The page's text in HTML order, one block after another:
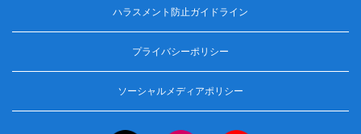
ハラスメント防止ガイドライン
プライバシーポリシー
ソーシャルメディアポリシー